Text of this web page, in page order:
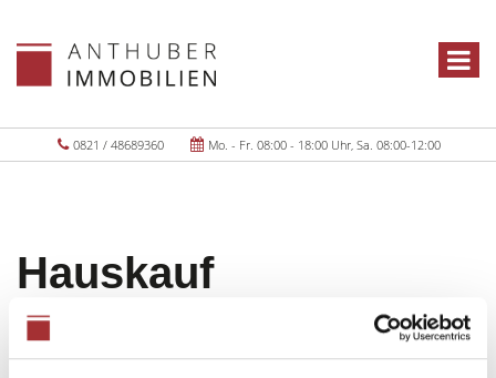
0821 / 48689360 Mo. - Fr. 08:00 - 18:00 Uhr, Sa. 08:00-12:00
Hauskauf
Obergriesbach